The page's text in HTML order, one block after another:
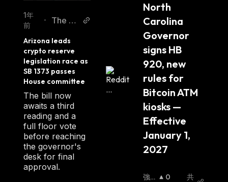
1年
前
•
The Bl
Arizona leads
crypto reserve
legislation race as
SB 1373 passes
House committee
The bill now
awaits a third
reading and a
full floor vote
before reaching
the governor's
desk for final
approval.
North
Carolina
Governor
signs HB
920, new
rules for
Bitcoin ATM
kiosks —
Effective
January 1,
2027
強
0
共